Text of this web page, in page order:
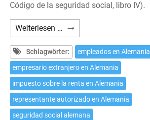
Código de la seguridad social, libro IV).
Weiterlesen … Seguridad
Social
alemana:
Representante
autorizado
en
Alemania
Schlagwörter:
empleados en Alemania
empresario extranjero en Alemania
impuesto sobre la renta en Alemania
representante autorizado en Alemania
seguridad social alemana